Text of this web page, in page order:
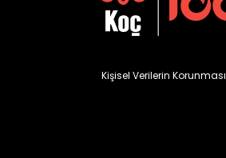
Kişisel Verilerin Korunması